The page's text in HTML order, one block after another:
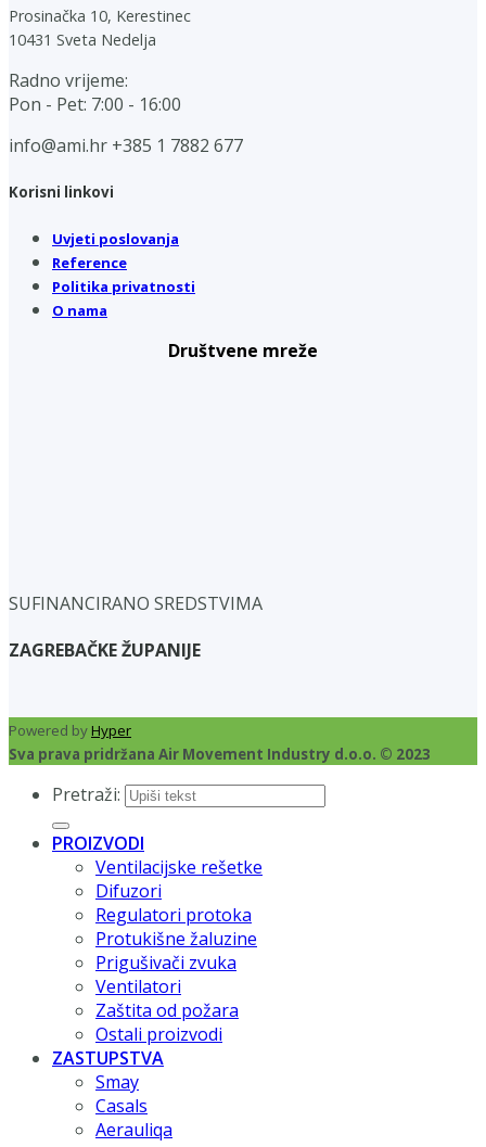
Prosinačka 10, Kerestinec
10431 Sveta Nedelja
Radno vrijeme:
Pon - Pet: 7:00 - 16:00
info@ami.hr +385 1 7882 677
Korisni linkovi
Uvjeti poslovanja
Reference
Politika privatnosti
O nama
Društvene mreže
SUFINANCIRANO SREDSTVIMA
ZAGREBAČKE ŽUPANIJE
Powered byHyper
Sva prava pridržana Air Movement Industry d.o.o. © 2023
Pretraži:
PROIZVODI
Ventilacijske rešetke
Difuzori
Regulatori protoka
Protukišne žaluzine
Prigušivači zvuka
Ventilatori
Zaštita od požara
Ostali proizvodi
ZASTUPSTVA
Smay
Casals
Aerauliqa